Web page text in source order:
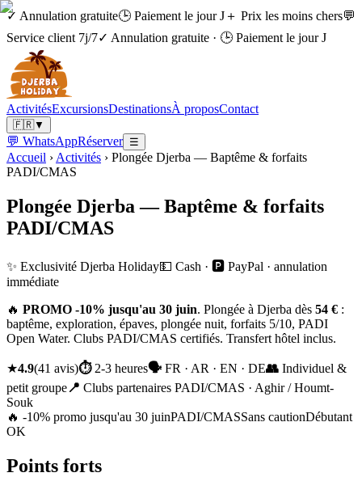
✓ Annulation gratuite🕒 Paiement le jour J＋ Prix les moins chers💬
Service client 7j/7✓ Annulation gratuite · 🕒 Paiement le jour J
ActivitésExcursionsDestinationsÀ proposContact
🇫🇷▼
💬 WhatsAppRéserver ☰
Accueil › Activités › Plongée Djerba — Baptême & forfaits
PADI/CMAS
Plongée Djerba — Baptême & forfaits
PADI/CMAS
✨ Exclusivité Djerba Holiday💵 Cash · 🅿️ PayPal · annulation
immédiate
🔥 PROMO -10% jusqu'au 30 juin. Plongée à Djerba dès 54 € :
baptême, exploration, épaves, plongée nuit, forfaits 5/10, PADI
Open Water. Clubs PADI/CMAS certifiés. Transfert hôtel inclus.
★4.9(41 avis)⏱ 2-3 heures🗣 FR · AR · EN · DE👥 Individuel &
petit groupe📍 Clubs partenaires PADI/CMAS · Aghir / Houmt-
Souk
🔥 -10% promo jusqu'au 30 juinPADI/CMASSans cautionDébutant
OK
Points forts